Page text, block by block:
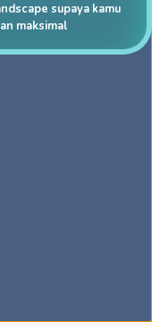
supaya kamu
maksimal